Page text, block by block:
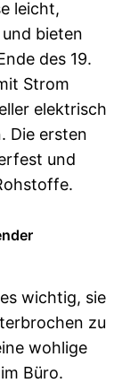
leicht,
bieten
des 19.
Strom
elektrisch
Die ersten
und
wichtig, sie
zu
wohlige
Büro.